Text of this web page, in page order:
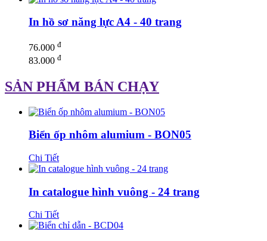
In hồ sơ năng lực A4 - 40 trang
76.000 đ
83.000 đ
SẢN PHẨM BÁN CHẠY
Biển ốp nhôm alumium - BON05
Chi Tiết
In catalogue hình vuông - 24 trang
Chi Tiết